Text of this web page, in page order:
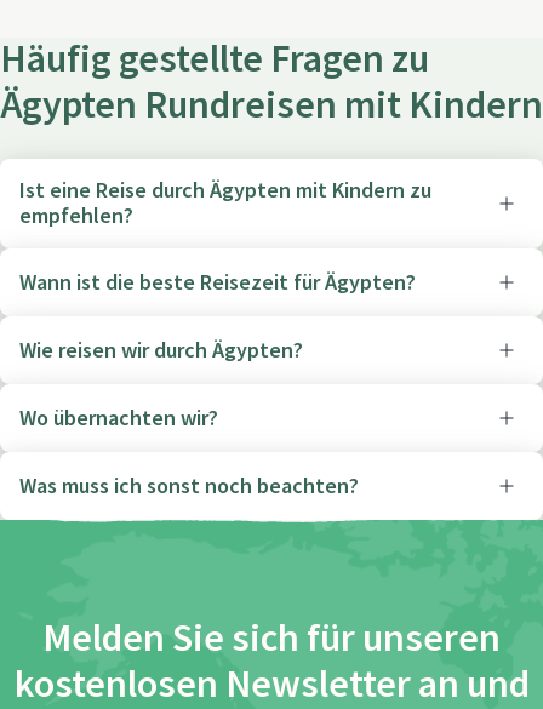
Häufig gestellte Fragen zu
Ägypten Rundreisen mit Kindern
Ist eine Reise durch Ägypten mit Kindern zu
empfehlen?
Wann ist die beste Reisezeit für Ägypten?
Wie reisen wir durch Ägypten?
Wo übernachten wir?
Was muss ich sonst noch beachten?
Melden Sie sich für unseren
kostenlosen Newsletter an und